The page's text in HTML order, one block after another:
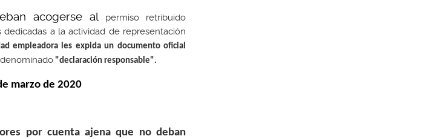
acogerse al
permiso retribuido
a la actividad de representación
empleadora les expida un documento oficial
"declaración responsable".
marzo de 2020
por cuenta ajena que no deban